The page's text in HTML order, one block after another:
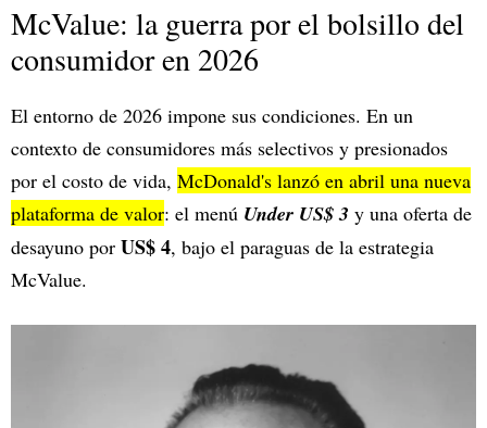
McValue: la guerra por el bolsillo del
consumidor en 2026
El entorno de 2026 impone sus condiciones. En un
contexto de consumidores más selectivos y presionados
por el costo de vida, McDonald's lanzó en abril una nueva
plataforma de valor: el menú Under US$ 3 y una oferta de
desayuno por US$ 4, bajo el paraguas de la estrategia
McValue.